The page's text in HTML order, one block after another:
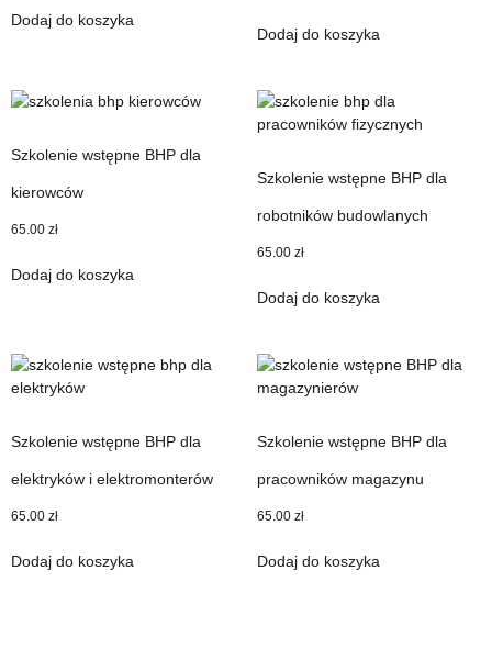
Dodaj do koszyka
Dodaj do koszyka
Szkolenie wstępne BHP dla
kierowców
65.00 zł
Dodaj do koszyka
Szkolenie wstępne BHP dla
robotników budowlanych
65.00 zł
Dodaj do koszyka
Szkolenie wstępne BHP dla
elektryków i elektromonterów
65.00 zł
Dodaj do koszyka
Szkolenie wstępne BHP dla
pracowników magazynu
65.00 zł
Dodaj do koszyka